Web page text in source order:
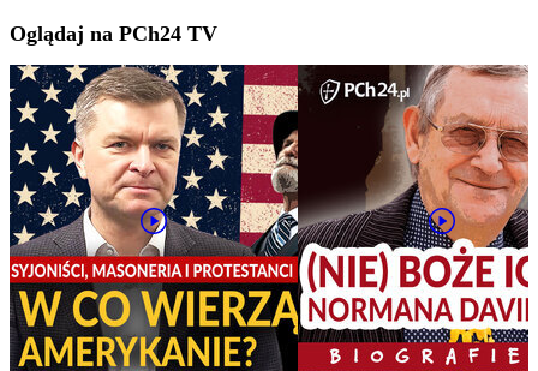
Oglądaj na PCh24 TV